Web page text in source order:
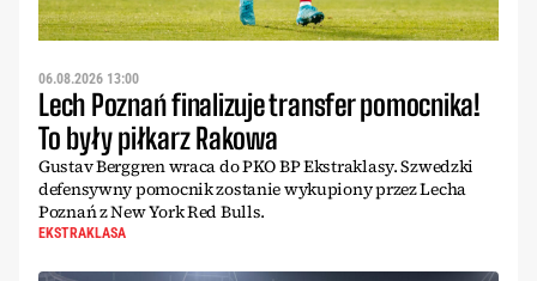
06.08.2026 13:00
Lech Poznań finalizuje transfer pomocnika!
To były piłkarz Rakowa
Gustav Berggren wraca do PKO BP Ekstraklasy. Szwedzki
defensywny pomocnik zostanie wykupiony przez Lecha
Poznań z New York Red Bulls.
EKSTRAKLASA